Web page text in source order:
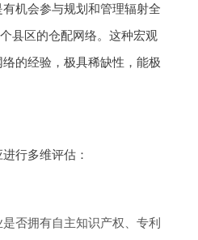
机会参与规划和管理辐射全
县区的仓配网络。这种宏观
的经验，极具稀缺性，能极
行多维评估：
是否拥有自主知识产权、专利